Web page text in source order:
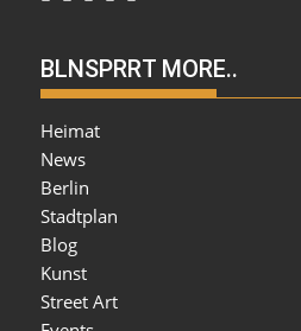
BLNSPRRT MORE..
Heimat
News
Berlin
Stadtplan
Blog
Kunst
Street Art